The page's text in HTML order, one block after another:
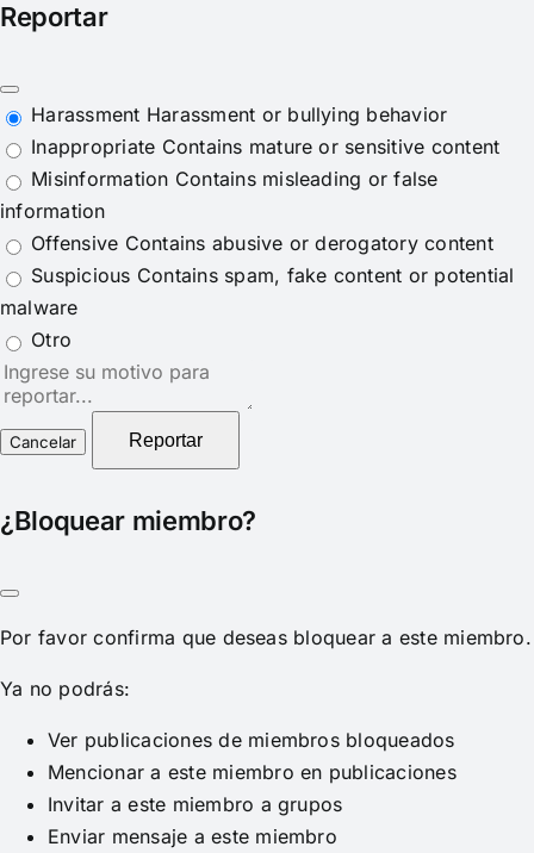
Reportar
Harassment Harassment or bullying behavior
Inappropriate Contains mature or sensitive content
Misinformation Contains misleading or false
information
Offensive Contains abusive or derogatory content
Suspicious Contains spam, fake content or potential
malware
Otro
Nota
del
reporte
Reportar
¿Bloquear miembro?
Por favor confirma que deseas bloquear a este miembro.
Ya no podrás:
Ver publicaciones de miembros bloqueados
Mencionar a este miembro en publicaciones
Invitar a este miembro a grupos
Enviar mensaje a este miembro